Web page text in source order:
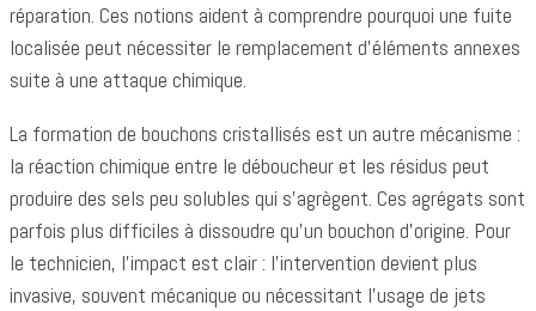
réparation. Ces notions aident à comprendre pourquoi une fuite
localisée peut nécessiter le remplacement d’éléments annexes
suite à une attaque chimique.
La formation de bouchons cristallisés est un autre mécanisme :
la réaction chimique entre le déboucheur et les résidus peut
produire des sels peu solubles qui s’agrègent. Ces agrégats sont
parfois plus difficiles à dissoudre qu’un bouchon d’origine. Pour
le technicien, l’impact est clair : l’intervention devient plus
invasive, souvent mécanique ou nécessitant l’usage de jets